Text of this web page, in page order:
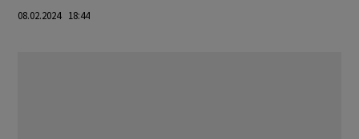
08.02.2024 18:44